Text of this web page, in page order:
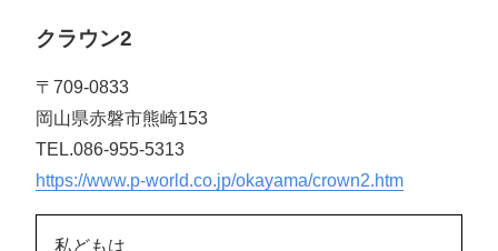
クラウン2
〒709-0833
岡山県赤磐市熊崎153
TEL.086-955-5313
https://www.p-world.co.jp/okayama/crown2.htm
私どもは